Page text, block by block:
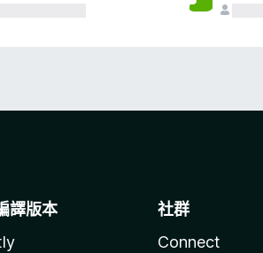
譯版本
社群
Connect